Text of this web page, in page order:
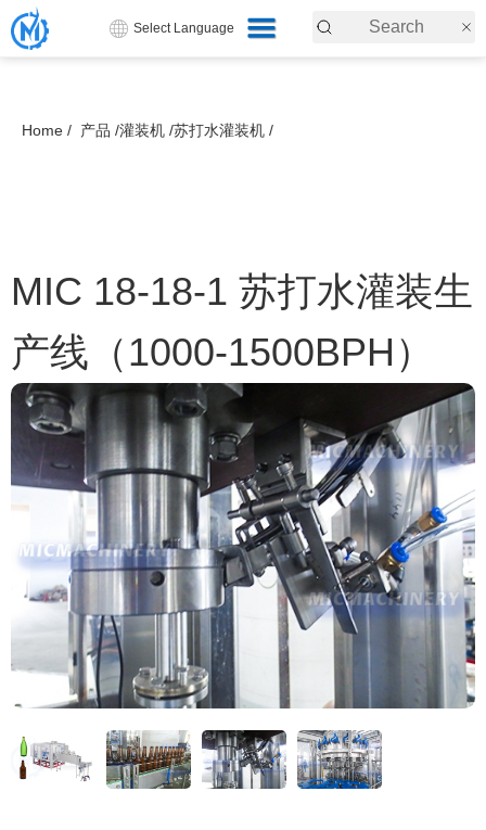
Select Language
Home / 产品 /灌装机 /苏打水灌装机 /
MIC 18-18-1 苏打水灌装生
产线（1000-1500BPH）